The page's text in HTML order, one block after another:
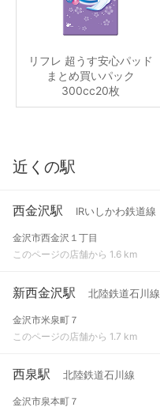
リフレ 超うす安心パッド
まとめ買いパック
300cc20枚
近くの駅
西金沢駅 IRいしかわ鉄道線
金沢市西金沢１丁目
このページの店舗から 1.6 km
新西金沢駅 北陸鉄道石川線
金沢市米泉町７
このページの店舗から 1.7 km
西泉駅 北陸鉄道石川線
金沢市泉本町７